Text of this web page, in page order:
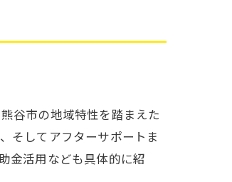
谷市の地域特性を踏まえた
そしてアフターサポートま
金活用なども具体的に紹